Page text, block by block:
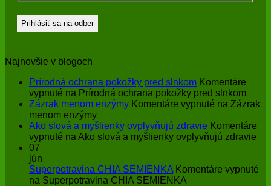
Najnovšie v blogoch
Prírodná ochrana pokožky pred slnkom Komentáre
vypnuté na Prírodná ochrana pokožky pred slnkom
Zázrak menom enzýmy Komentáre vypnuté na Zázrak
menom enzýmy
Ako slová a myšlienky ovplyvňujú zdravie Komentáre
vypnuté na Ako slová a myšlienky ovplyvňujú zdravie
07
jún
Superpotravina CHIA SEMIENKA Komentáre vypnuté
na Superpotravina CHIA SEMIENKA